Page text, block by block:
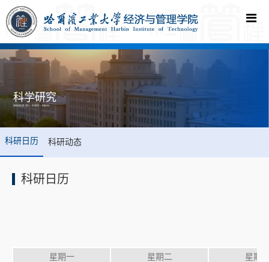
科学研究
您现在的位置:首页 ->科学研究 ->科研日历
科研日历 科研动态
科研日历
星期一 星期二 星期